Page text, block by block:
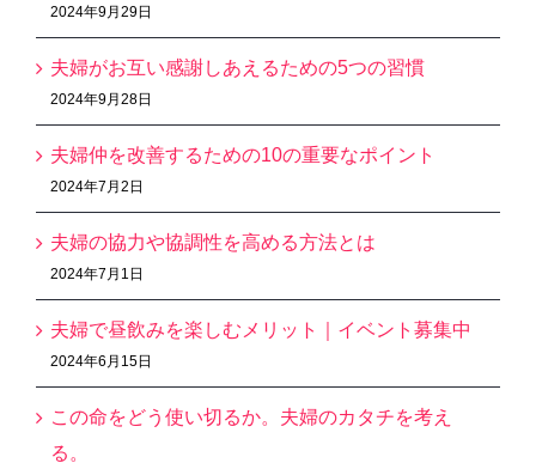
2024年9月29日
夫婦がお互い感謝しあえるための5つの習慣
2024年9月28日
夫婦仲を改善するための10の重要なポイント
2024年7月2日
夫婦の協力や協調性を高める方法とは
2024年7月1日
夫婦で昼飲みを楽しむメリット｜イベント募集中
2024年6月15日
この命をどう使い切るか。夫婦のカタチを考え
る。